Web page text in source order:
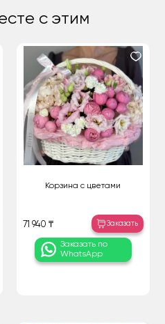
с этим
Корзина с цветами
71 940 ₸ Заказать
Заказать по
WhatsApp